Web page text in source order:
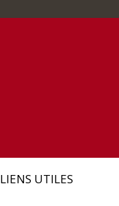
LIENS UTILES